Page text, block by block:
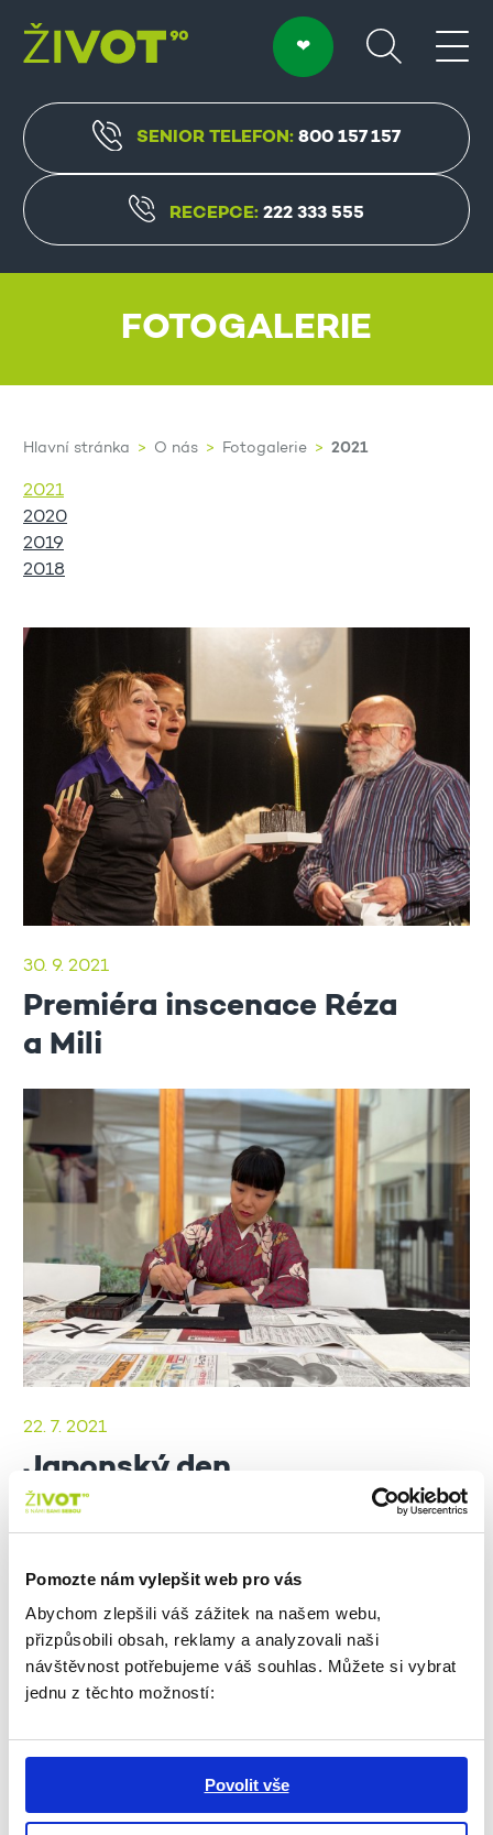
Pomozte nám vylepšit web pro vás
Abychom zlepšili váš zážitek na našem webu,
přizpůsobili obsah, reklamy a analyzovali naši
návštěvnost potřebujeme váš souhlas. Můžete si vybrat
jednu z těchto možností:
Povolit vše
SENIOR TELEFON:800 157 157
RECEPCE:222 333 555
FOTOGALERIE
Hlavní stránka O nás Fotogalerie 2021
2021
2020
2019
2018
30. 9. 2021
Premiéra inscenace Réza
a Mili
22. 7. 2021
Japonský den